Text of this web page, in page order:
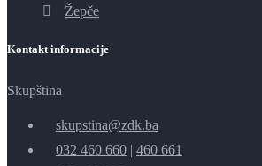
Žepče
Kontakt informacije
Skupština
skupstina@zdk.ba
032 460 660 | 460 661